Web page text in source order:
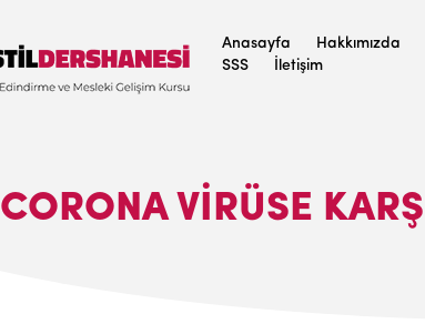
Anasayfa Hakkımızda
SSS
İletişim
CORONA VIRÜSE